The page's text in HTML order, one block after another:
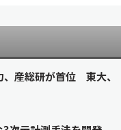
産総研が首位 東大、